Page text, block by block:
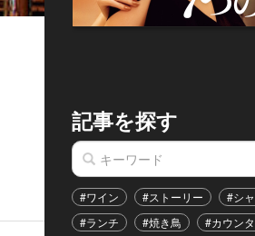
記事を探す
#ワイン #ストーリー #シ
#ランチ
#焼き鳥 #カウン